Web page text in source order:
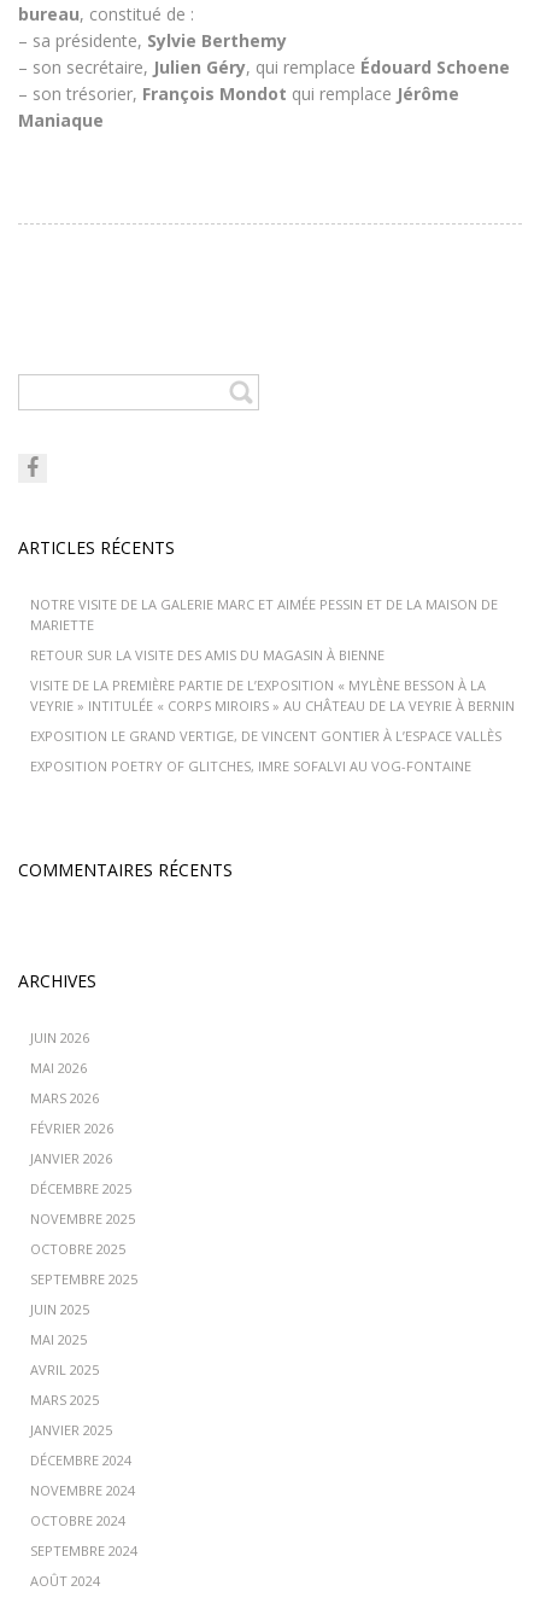
bureau, constitué de :
– sa présidente, Sylvie Berthemy
– son secrétaire, Julien Géry, qui remplace Édouard Schoene
– son trésorier, François Mondot qui remplace Jérôme
Maniaque
ARTICLES RÉCENTS
NOTRE VISITE DE LA GALERIE MARC ET AIMÉE PESSIN ET DE LA MAISON DE
MARIETTE
RETOUR SUR LA VISITE DES AMIS DU MAGASIN À BIENNE
VISITE DE LA PREMIÈRE PARTIE DE L’EXPOSITION « MYLÈNE BESSON À LA
VEYRIE » INTITULÉE « CORPS MIROIRS » AU CHÂTEAU DE LA VEYRIE À BERNIN
EXPOSITION LE GRAND VERTIGE, DE VINCENT GONTIER À L’ESPACE VALLÈS
EXPOSITION POETRY OF GLITCHES, IMRE SOFALVI AU VOG-FONTAINE
COMMENTAIRES RÉCENTS
ARCHIVES
JUIN 2026
MAI 2026
MARS 2026
FÉVRIER 2026
JANVIER 2026
DÉCEMBRE 2025
NOVEMBRE 2025
OCTOBRE 2025
SEPTEMBRE 2025
JUIN 2025
MAI 2025
AVRIL 2025
MARS 2025
JANVIER 2025
DÉCEMBRE 2024
NOVEMBRE 2024
OCTOBRE 2024
SEPTEMBRE 2024
AOÛT 2024